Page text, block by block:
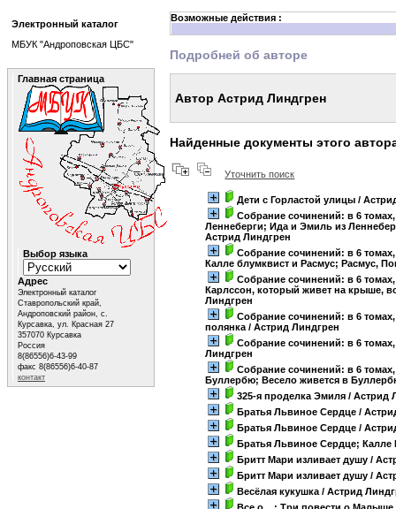
Возможные действия :
Подробней об авторе
Автор Астрид Линдгрен
Найденные документы этого
Уточнить поиск
Дети с Горластой улицы /
Собрание сочинений: в 6
Леннеберги; Ида и Эмиль из
Астрид Линдгрен
Собрание сочинений: в 6
Калле блумквист и Расмус; Расмус,
Собрание сочинений: в 6
Карлссон, который живет на крыше,
Линдгрен
Собрание сочинений: в 6
полянка / Астрид Линдгрен
Собрание сочинений: в 6
Линдгрен
Собрание сочинений: в 6
Буллербю; Весело живется в
325-я проделка Эмиля / Астрид
Братья Львиное Сердце /
Братья Львиное Сердце /
Братья Львиное Сердце; Калле
Бритт Мари изливает душу /
Бритт Мари изливает душу /
Весёлая кукушка / Астрид
Электронный каталог
МБУК "Андроповская ЦБС"
Главная страница
Выбор языка
Адрес
Электронный каталог
Ставропольский край,
Андроповский район, с.
Курсавка, ул. Красная 27
357070 Курсавка
Россия
8(86556)6-43-99
факс 8(86556)6-40-87
контакт